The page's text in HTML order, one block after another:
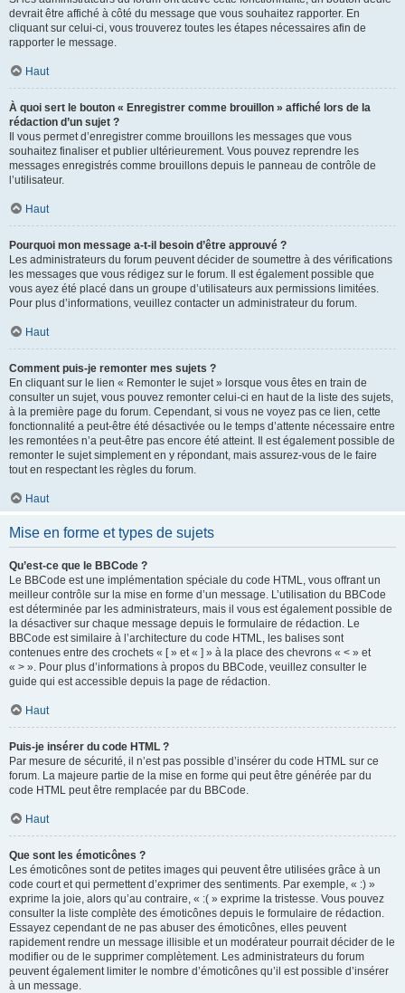
devrait être affiché à côté du message que vous souhaitez rapporter. En
cliquant sur celui-ci, vous trouverez toutes les étapes nécessaires afin de
rapporter le message.
Haut
À quoi sert le bouton « Enregistrer comme brouillon » affiché lors de la
rédaction d’un sujet ?
Il vous permet d’enregistrer comme brouillons les messages que vous
souhaitez finaliser et publier ultérieurement. Vous pouvez reprendre les
messages enregistrés comme brouillons depuis le panneau de contrôle de
l’utilisateur.
Haut
Pourquoi mon message a-t-il besoin d’être approuvé ?
Les administrateurs du forum peuvent décider de soumettre à des vérifications
les messages que vous rédigez sur le forum. Il est également possible que
vous ayez été placé dans un groupe d’utilisateurs aux permissions limitées.
Pour plus d’informations, veuillez contacter un administrateur du forum.
Haut
Comment puis-je remonter mes sujets ?
En cliquant sur le lien « Remonter le sujet » lorsque vous êtes en train de
consulter un sujet, vous pouvez remonter celui-ci en haut de la liste des sujets,
à la première page du forum. Cependant, si vous ne voyez pas ce lien, cette
fonctionnalité a peut-être été désactivée ou le temps d’attente nécessaire entre
les remontées n’a peut-être pas encore été atteint. Il est également possible de
remonter le sujet simplement en y répondant, mais assurez-vous de le faire
tout en respectant les règles du forum.
Haut
Mise en forme et types de sujets
Qu’est-ce que le BBCode ?
Le BBCode est une implémentation spéciale du code HTML, vous offrant un
meilleur contrôle sur la mise en forme d’un message. L’utilisation du BBCode
est déterminée par les administrateurs, mais il vous est également possible de
la désactiver sur chaque message depuis le formulaire de rédaction. Le
BBCode est similaire à l’architecture du code HTML, les balises sont
contenues entre des crochets « [ » et « ] » à la place des chevrons « < » et
« > ». Pour plus d’informations à propos du BBCode, veuillez consulter le
guide qui est accessible depuis la page de rédaction.
Haut
Puis-je insérer du code HTML ?
Par mesure de sécurité, il n’est pas possible d’insérer du code HTML sur ce
forum. La majeure partie de la mise en forme qui peut être générée par du
code HTML peut être remplacée par du BBCode.
Haut
Que sont les émoticônes ?
Les émoticônes sont de petites images qui peuvent être utilisées grâce à un
code court et qui permettent d’exprimer des sentiments. Par exemple, « :) »
exprime la joie, alors qu’au contraire, « :( » exprime la tristesse. Vous pouvez
consulter la liste complète des émoticônes depuis le formulaire de rédaction.
Essayez cependant de ne pas abuser des émoticônes, elles peuvent
rapidement rendre un message illisible et un modérateur pourrait décider de le
modifier ou de le supprimer complètement. Les administrateurs du forum
peuvent également limiter le nombre d’émoticônes qu’il est possible d’insérer
à un message.